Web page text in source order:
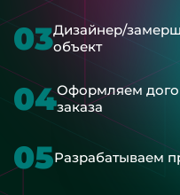
03Дизайнер/
объект
04Оформляем
заказа
05Разрабатываем